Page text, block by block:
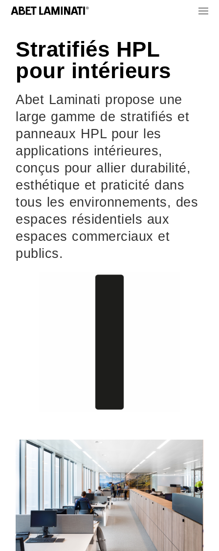
Stratifiés HPL
pour intérieurs
Abet Laminati propose une
large gamme de stratifiés et
panneaux HPL pour les
applications intérieures,
conçus pour allier durabilité,
esthétique et praticité dans
tous les environnements, des
espaces résidentiels aux
espaces commerciaux et
publics.